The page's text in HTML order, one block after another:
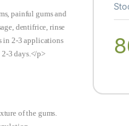
painful gums and
dentifrice, rinse
in 2-3 applications
3 days.</p>
of the gums.